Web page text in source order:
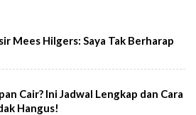
Mees Hilgers: Saya Tak Berharap
Cair? Ini Jadwal Lengkap dan Cara
Hangus!